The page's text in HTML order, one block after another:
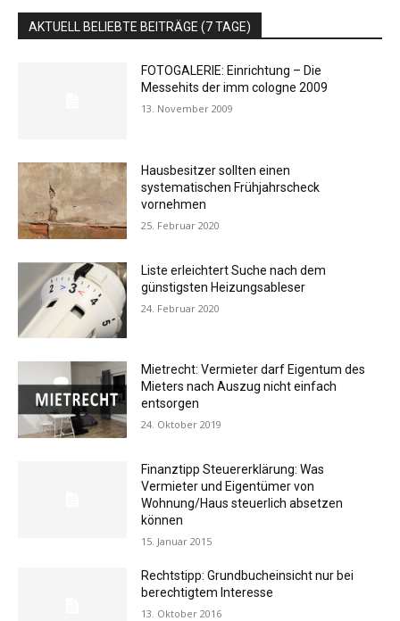
AKTUELL BELIEBTE BEITRÄGE (7 TAGE)
FOTOGALERIE: Einrichtung – Die
Messehits der imm cologne 2009
13. November 2009
Hausbesitzer sollten einen
systematischen Frühjahrscheck
vornehmen
25. Februar 2020
Liste erleichtert Suche nach dem
günstigsten Heizungsableser
24. Februar 2020
Mietrecht: Vermieter darf Eigentum des
Mieters nach Auszug nicht einfach
entsorgen
24. Oktober 2019
Finanztipp Steuererklärung: Was
Vermieter und Eigentümer von
Wohnung/Haus steuerlich absetzen
können
15. Januar 2015
Rechtstipp: Grundbucheinsicht nur bei
berechtigtem Interesse
13. Oktober 2016